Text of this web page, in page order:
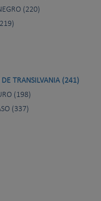
(220)
DE TRANSILVANIA (241)
(198)
(337)